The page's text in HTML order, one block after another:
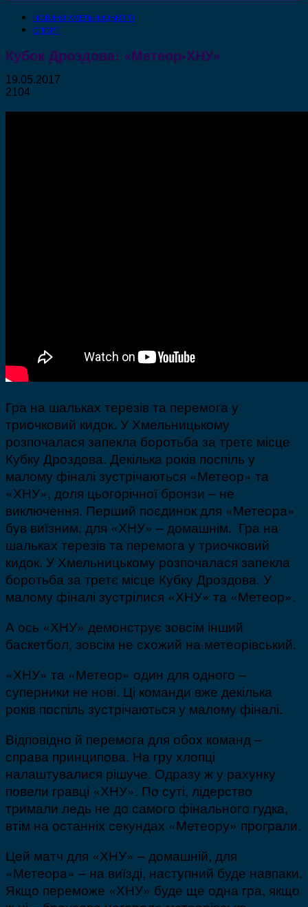
НОВИНИ ХМЕЛЬНИЦЬКОГО
СПОРТ
Кубок Дроздова: «Метеор-ХНУ»
19.05.2017
2104
Гра на шальках терезів та перемога у
триочковий кидок. У Хмельницькому
розпочалася запекла боротьба за третє місце
Кубку Дроздова. Декілька років поспіль у
малому фіналі зустрічаються «Метеор» та
«ХНУ», доля цьогорічної бронзи – не
виключення. Перший поєдинок для «Метеора»
був виїзним, для «ХНУ» – домашнім. Гра на
шальках терезів та перемога у триочковий
кидок. У Хмельницькому розпочалася запекла
боротьба за третє місце Кубку Дроздова. У
малому фіналі зустрілися «ХНУ» та «Метеор».
А ось «ХНУ» демонструє зовсім інший
баскетбол, зовсім не схожий на метеорівський.
«ХНУ» та «Метеор» один для одного –
суперники не нові. Ці команди вже декілька
років поспіль зустрічаються у малому фіналі.
Відповідно й перемога для обох команд –
справа принципова. На гру хлопці
налаштувалися рішуче. Одразу ж у рахунку
повели гравці «ХНУ». По суті, лідерство
тримали ледь не до самого фінального гудка,
втім на останніх секундах «Метеору» програли.
Цей матч для «ХНУ» – домашній, для
«Метеора» – на виїзді, наступний буде навпаки.
Якщо переможе «ХНУ» буде ще одна гра, якщо